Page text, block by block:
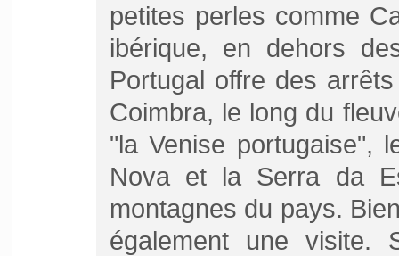
petites perles comme
ibérique, en dehors
Portugal offre des
Coimbra, le long du
"la Venise portugaise",
Nova et la Serra da
montagnes du pays.
également une visite.